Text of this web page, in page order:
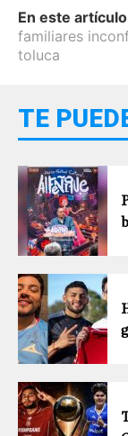
En este artículo
familiares
toluca
TE